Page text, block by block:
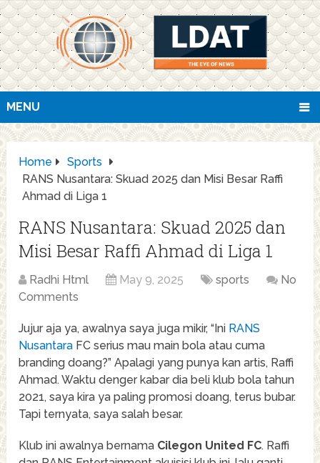
MENU
Home
Sports
RANS Nusantara: Skuad 2025 dan Misi Besar Raffi
Ahmad di Liga 1
RANS Nusantara: Skuad 2025 dan
Misi Besar Raffi Ahmad di Liga 1
Radhi Html May 9, 2025 sports
No
Comments
Jujur aja ya, awalnya saya juga mikir, “Ini RANS
Nusantara FC serius mau main bola atau cuma
branding doang?” Apalagi yang punya kan artis, Raffi
Ahmad. Waktu denger kabar dia beli klub bola tahun
2021, saya kira ya paling promosi doang, terus bubar.
Tapi ternyata, saya salah besar.
Klub ini awalnya bernama Cilegon United FC. Raffi